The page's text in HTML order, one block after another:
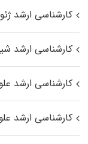
کارشناسی ارشد
کارشناسی ارشد
کارشناسی ارشد
کارشناسی ارشد